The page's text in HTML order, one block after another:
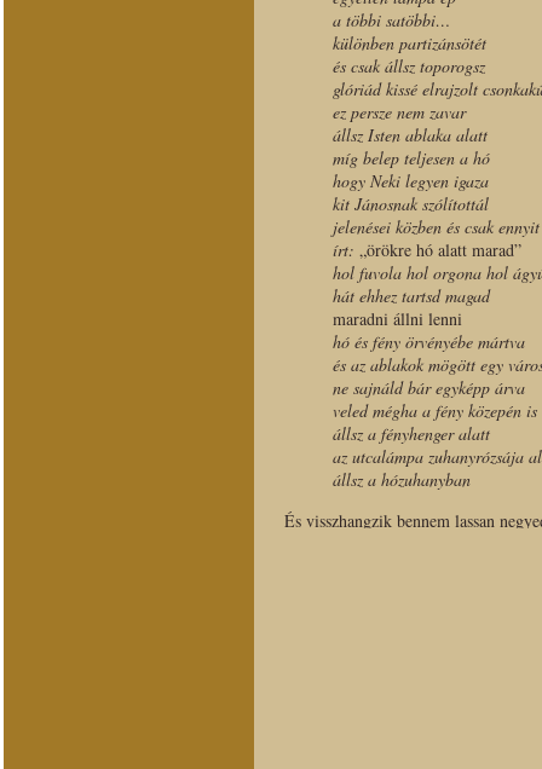
a többi satöbbi…
különben partizánsötét
és csak állsz toporogsz
glóriád kissé elrajzolt
ez persze nem zavar
állsz Isten ablaka alatt
míg belep teljesen a hó
hogy Neki legyen igaza
kit Jánosnak szólítottál
jelenései közben és csak ennyit
írt: „örökre hó alatt marad”
hol fuvola hol orgona hol
hát ehhez tartsd magad
maradni állni lenni
hó és fény örvényébe mártva
és az ablakok mögött egy
ne sajnáld bár egyképp árva
veled mégha a fény közepén is
állsz a fényhenger alatt
az utcalámpa zuhanyrózsája
állsz a hózuhanyban
És visszhangzik bennem lassan